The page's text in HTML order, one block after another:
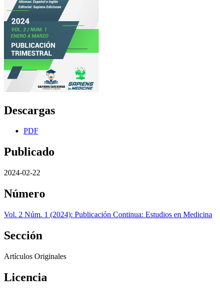
Descargas
PDF
Publicado
2024-02-22
Número
Vol. 2 Núm. 1 (2024): Publicación Continua: Estudios en Medicina
Sección
Artículos Originales
Licencia